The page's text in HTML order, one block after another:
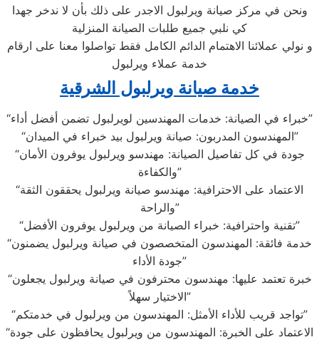
ونحن في مركز صيانة ويرلبول الاجدر على ذلك بأن لا ندخر جهدا
كي نلبي جميع طلبات الصيانة المنزلية
و نولي عملائنا الاهتمام الدائم الكامل فقط تواصلوا معنا على ارقام
خدمة عملاء ويرلبول
خدمة صيانة ويرلبول الشرقية
“خبراء في الصيانة: خدمات المهندسين لويرلبول تضمن أفضل أداء”
“المهندسون المدربون: صيانة ويرلبول بيد خبراء في الميدان”
“جودة في كل تفاصيل الصيانة: مهندسو ويرلبول يوفرون الأمان
والكفاءة”
“الاعتماد على الاحترافية: مهندسو صيانة ويرلبول يحققون الثقة
والراحة”
“تقنية واحترافية: خبراء الصيانة من ويرلبول يوفرون الأفضل”
“خدمة فائقة: المهندسون المتخصصون في صيانة ويرلبول يضمنون
جودة الأداء”
“خبرة تعتمد عليها: مهندسون محترفون في صيانة ويرلبول يجعلون
الاختيار سهلاً”
“تواجد قريب للأداء الأمثل: المهندسون من ويرلبول في خدمتكم”
“الاعتماد على الخبرة: المهندسون من ويرلبول يحافظون على جودة